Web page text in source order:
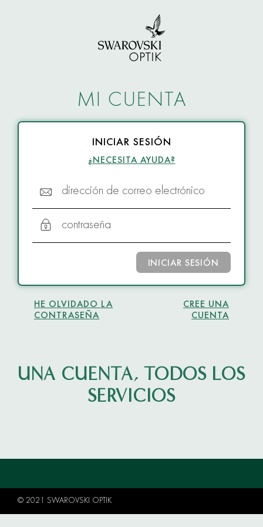
MI CUENTA
INICIAR SESIÓN
¿NECESITA AYUDA?
dirección de correo electrónico
contraseña
INICIAR SESIÓN
HE OLVIDADO LA
CONTRASEÑA
CREE UNA
CUENTA
UNA CUENTA, TODOS LOS
SERVICIOS
© 2021 SWAROVSKI OPTIK